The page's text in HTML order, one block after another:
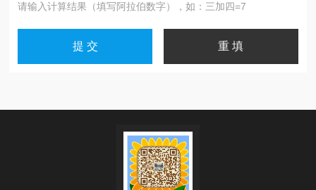
请输入计算结果（填写阿拉伯数字），如：三加四=7